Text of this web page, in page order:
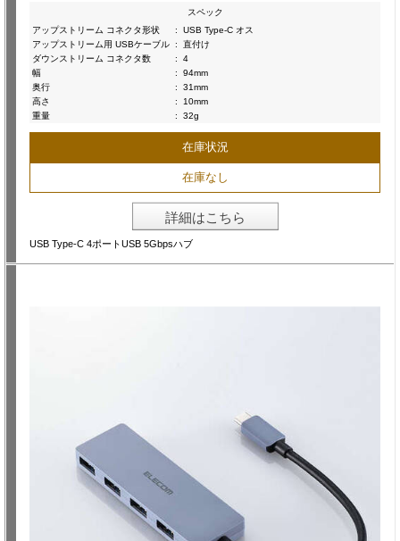
スペック
アップストリーム コネクタ形状
:
USB Type-C オス
アップストリーム用 USBケーブル :
直付け
ダウンストリーム コネクタ数
:
4
幅
:
94mm
奥行
:
31mm
高さ
:
10mm
重量
: 32g
在庫状況
在庫なし
詳細はこちら
USB Type-C 4ポートUSB 5Gbpsハブ